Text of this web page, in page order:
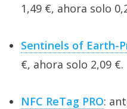
1,49 €, ahora solo
Sentinels of Earth-
€, ahora solo 2,09 €.
NFC ReTag PRO: